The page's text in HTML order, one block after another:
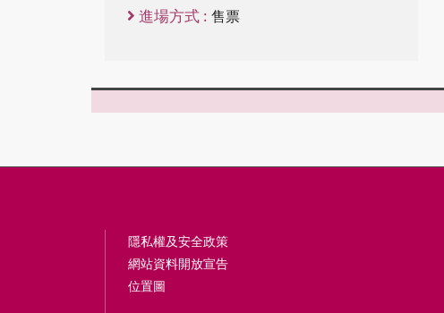
進場方式 : 售票
隱私權及安全政策
網站資料開放宣告
位置圖